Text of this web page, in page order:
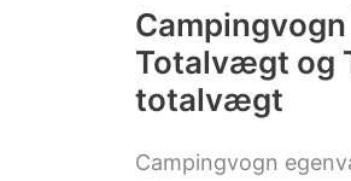
Totalvægt og
totalvægt
Campingvogn
og
Teknisk
totalvægt